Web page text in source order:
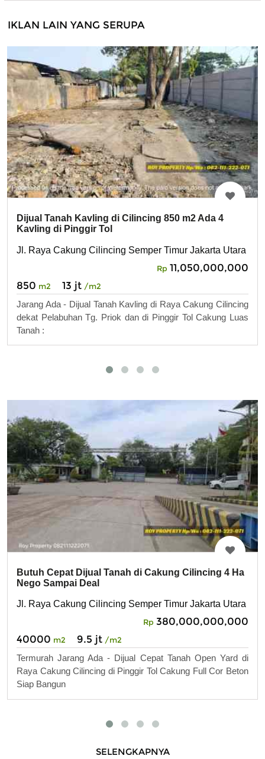
IKLAN LAIN YANG SERUPA
Dijual Tanah Kavling di Cilincing 850 m2 Ada 4
Kavling di Pinggir Tol
Jl. Raya Cakung Cilincing Semper Timur Jakarta Utara
Rp 11,050,000,000
850 m2 13 jt /m2
Jarang Ada - Dijual Tanah Kavling di Raya Cakung Cilincing
dekat Pelabuhan Tg. Priok dan di Pinggir Tol Cakung Luas
Tanah :
Butuh Cepat Dijual Tanah di Cakung Cilincing 4 Ha
Nego Sampai Deal
Jl. Raya Cakung Cilincing Semper Timur Jakarta Utara
Rp 380,000,000,000
40000 m2 9.5 jt /m2
Termurah Jarang Ada - Dijual Cepat Tanah Open Yard di
Raya Cakung Cilincing di Pinggir Tol Cakung Full Cor Beton
Siap Bangun
SELENGKAPNYA